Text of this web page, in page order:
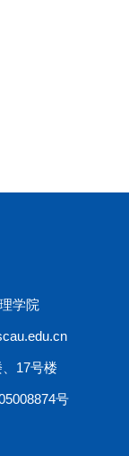
学院
17号楼
号